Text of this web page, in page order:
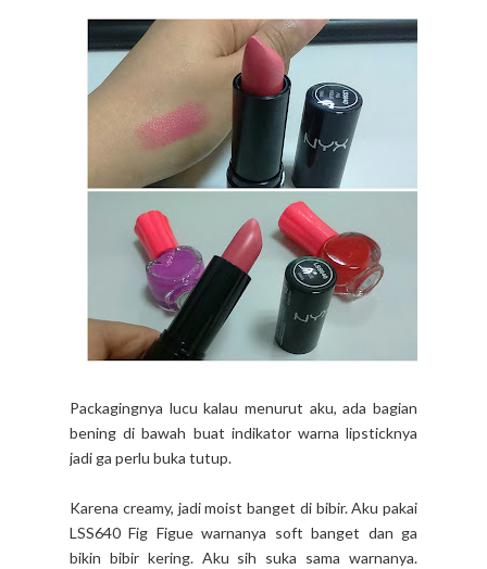
Packagingnya lucu kalau menurut aku, ada bagian
bening di bawah buat indikator warna lipsticknya
jadi ga perlu buka tutup.
Karena creamy, jadi moist banget di bibir. Aku pakai
LSS640 Fig Figue warnanya soft banget dan ga
bikin bibir kering. Aku sih suka sama warnanya.